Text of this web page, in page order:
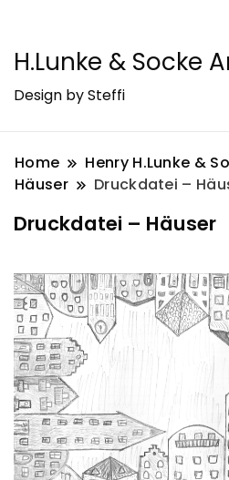
H.Lunke & Socke
Design by Steffi
Home Henry H.Lunke &
Häuser
Druckdatei –
Druckdatei – Häuser